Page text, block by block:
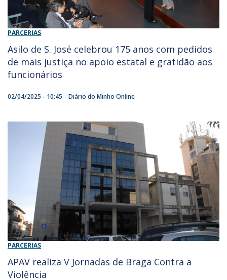
PARCERIAS
Asilo de S. José celebrou 175 anos com pedidos
de mais justiça no apoio estatal e gratidão aos
funcionários
02/04/2025 - 10:45 Diário do Minho Online
PARCERIAS
APAV realiza V Jornadas de Braga Contra a
Violência